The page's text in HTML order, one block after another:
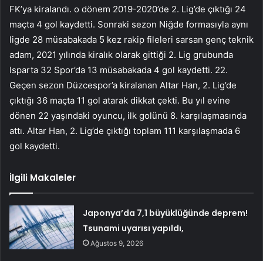
FK’ya kiralandı. o dönem 2019-2020’de 2. Lig’de çıktığı 24
maçta 4 gol kaydetti. Sonraki sezon Niğde formasıyla aynı
ligde 28 müsabakada 5 kez rakip fileleri sarsan genç teknik
adam, 2021 yılında kiralık olarak gittiği 2. Lig grubunda
Isparta 32 Spor’da 13 müsabakada 4 gol kaydetti. 22.
Geçen sezon Düzcespor’a kiralanan Altar Han, 2. Lig’de
çıktığı 36 maçta 11 gol atarak dikkat çekti. Bu yıl evine
dönen 22 yaşındaki oyuncu, ilk golünü 8. karşılaşmasında
attı. Altar Han, 2. Lig’de çıktığı toplam 111 karşılaşmada 6
gol kaydetti.
İlgili Makaleler
Japonya’da 7,1 büyüklüğünde deprem!
Tsunami uyarısı yapıldı,
Ağustos 9, 2026